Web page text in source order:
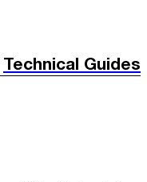
Technical Guides